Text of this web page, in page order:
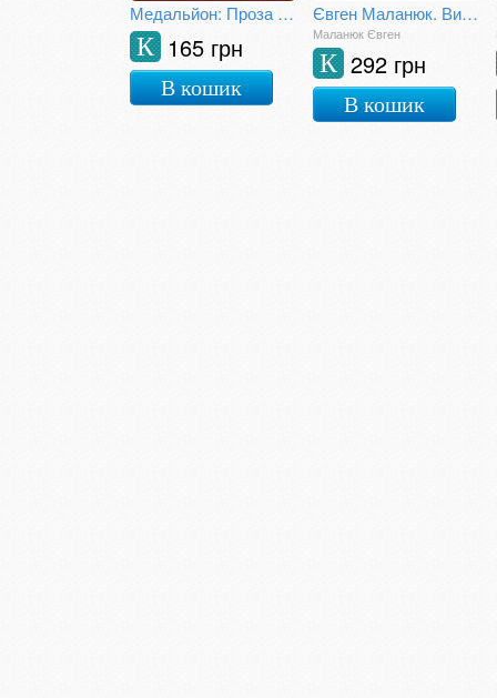
Медальйон: Проза київських неокласиків
165 грн
К
В кошик
Євген Маланюк. Вибрані твори
Маланюк Євген
292 грн
К
В кошик